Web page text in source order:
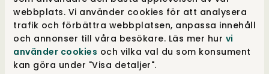
webbplats. Vi använder cookies för att analysera
trafik och förbättra webbplatsen, anpassa innehåll
och annonser till våra besökare. Läs mer hur vi
använder cookies och vilka val du som konsument
kan göra under "Visa detaljer".
Framtiden och
hållbarhet